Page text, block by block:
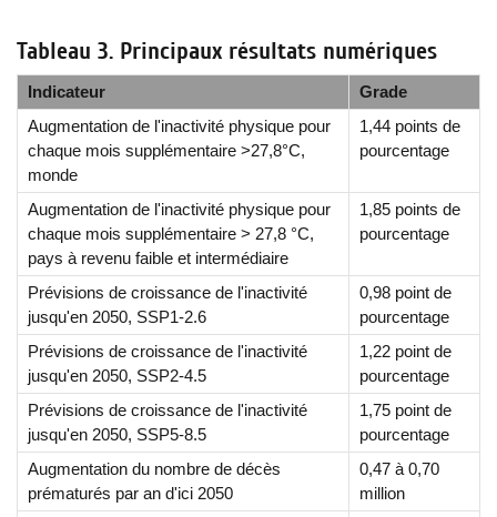
Tableau 3. Principaux résultats numériques
Indicateur
Grade
Augmentation de l'inactivité physique pour
chaque mois supplémentaire >27,8°C,
monde
1,44 points de
pourcentage
Augmentation de l'inactivité physique pour
chaque mois supplémentaire > 27,8 °C,
pays à revenu faible et intermédiaire
1,85 points de
pourcentage
Prévisions de croissance de l'inactivité
jusqu'en 2050, SSP1-2.6
0,98 point de
pourcentage
Prévisions de croissance de l'inactivité
jusqu'en 2050, SSP2-4.5
1,22 point de
pourcentage
Prévisions de croissance de l'inactivité
jusqu'en 2050, SSP5-8.5
1,75 point de
pourcentage
Augmentation du nombre de décès
prématurés par an d'ici 2050
0,47 à 0,70
million